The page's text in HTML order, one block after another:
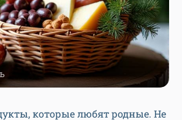
которые любят родные. Не